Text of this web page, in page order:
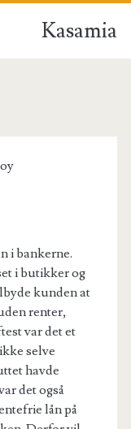
Kasamia
i bankerne.
i butikker og
kunden at
renter,
var det et
selve
havde
det også
lån på